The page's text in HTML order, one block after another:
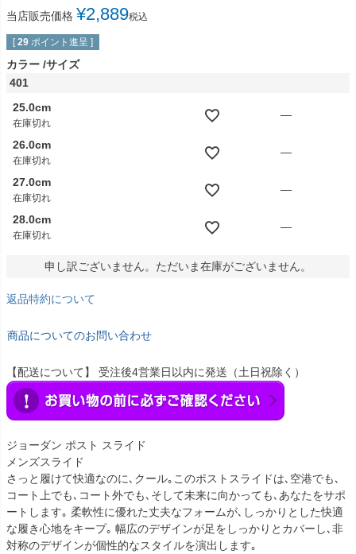
当店販売価格 ¥2,889税込
[ 29 ポイント進呈 ]
カラー サイズ
401
25.0cm
在庫切れ
—
26.0cm
在庫切れ
—
27.0cm
在庫切れ
—
28.0cm
在庫切れ
—
申し訳ございません。ただいま在庫がございません。
返品特約について
商品についてのお問い合わせ
【配送について】 受注後4営業日以内に発送（土日祝除く）
ジョーダン ポスト スライド
メンズスライド
さっと履けて快適なのに､クール｡このポストスライドは､空港でも､
コート上でも､コート外でも､そして未来に向かっても､あなたをサポ
ートします｡ 柔軟性に優れた丈夫なフォームが､しっかりとした快適
な履き心地をキープ｡ 幅広のデザインが足をしっかりとカバーし､非
対称のデザインが個性的なスタイルを演出します｡